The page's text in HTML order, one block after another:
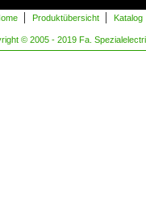
| Produktübersicht | Katalog
© 2005 - 2019 Fa.